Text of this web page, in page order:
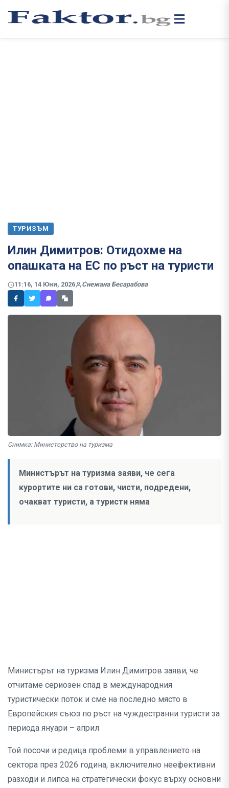
ТУРИЗЪМ
Илин Димитров: Отидохме на
опашката на ЕС по ръст на туристи
11:16, 14 Юни, 2026 Снежана Бесарабова
Снимка: Министерство на туризма
Министърът на туризма заяви, че сега
курортите ни са готови, чисти, подредени,
очакват туристи, а туристи няма
Министърът на туризма Илин Димитров заяви, че
отчитаме сериозен спад в международния
туристически поток и сме на последно място в
Европейския съюз по ръст на чуждестранни туристи за
периода януари – април
Той посочи и редица проблеми в управлението на
сектора през 2026 година, включително неефективни
разходи и липса на стратегически фокус върху основни